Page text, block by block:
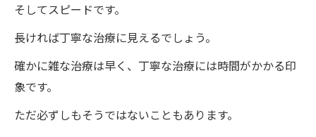
そしてスピードです。
長ければ丁寧な治療に見えるでしょう。
確かに雑な治療は早く、丁寧な治療には時間がかかる印
象です。
ただ必ずしもそうではないこともあります。